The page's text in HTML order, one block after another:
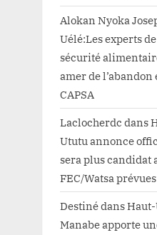
Alokan Nyoka
Uélé:Les experts
sécurité
amer de
CAPSA
Laclocherdc dans
Ututu annonce
sera plus candidat
FEC/Watsa
Destinédans
Manabe apporte